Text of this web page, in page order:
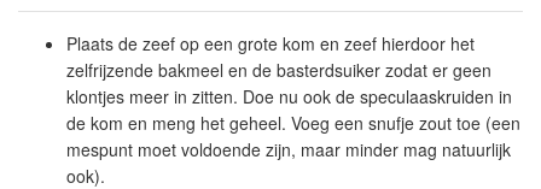
Plaats de zeef op een grote kom en zeef hierdoor het
zelfrijzende bakmeel en de basterdsuiker zodat er geen
klontjes meer in zitten. Doe nu ook de speculaaskruiden in
de kom en meng het geheel. Voeg een snufje zout toe (een
mespunt moet voldoende zijn, maar minder mag natuurlijk
ook).